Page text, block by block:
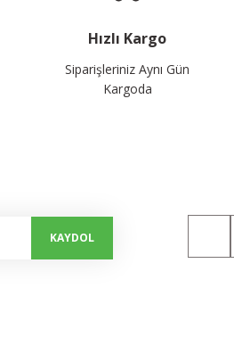
Hızlı Kargo
Siparişleriniz Aynı Gün
Kargoda
KAYDOL